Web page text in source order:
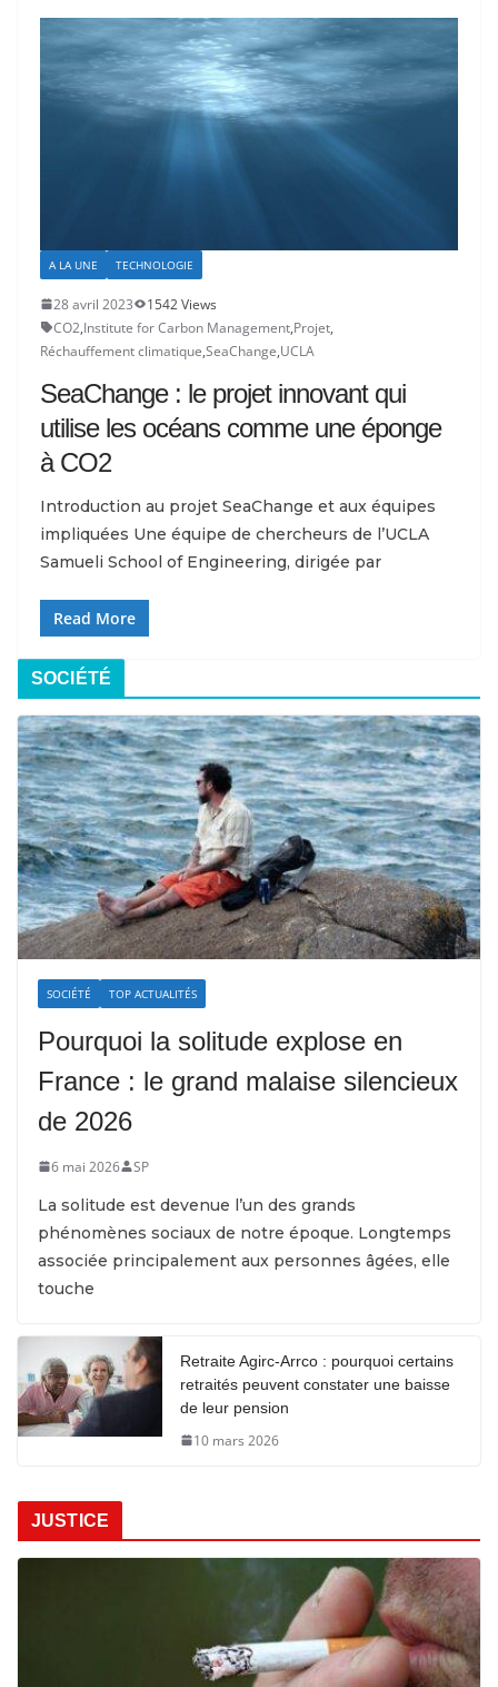
A LA UNE TECHNOLOGIE
28 avril 2023
1542 Views
CO2,Institute for Carbon Management,Projet,
Réchauffement climatique,SeaChange,UCLA
SeaChange : le projet innovant qui
utilise les océans comme une éponge
à CO2
Introduction au projet SeaChange et aux équipes
impliquées Une équipe de chercheurs de l’UCLA
Samueli School of Engineering, dirigée par
Read More
SOCIÉTÉ
SOCIÉTÉ TOP ACTUALITÉS
Pourquoi la solitude explose en
France : le grand malaise silencieux
de 2026
6 mai 2026 SP
La solitude est devenue l’un des grands
phénomènes sociaux de notre époque. Longtemps
associée principalement aux personnes âgées, elle
touche
Retraite Agirc-Arrco : pourquoi certains
retraités peuvent constater une baisse
de leur pension
10 mars 2026
JUSTICE